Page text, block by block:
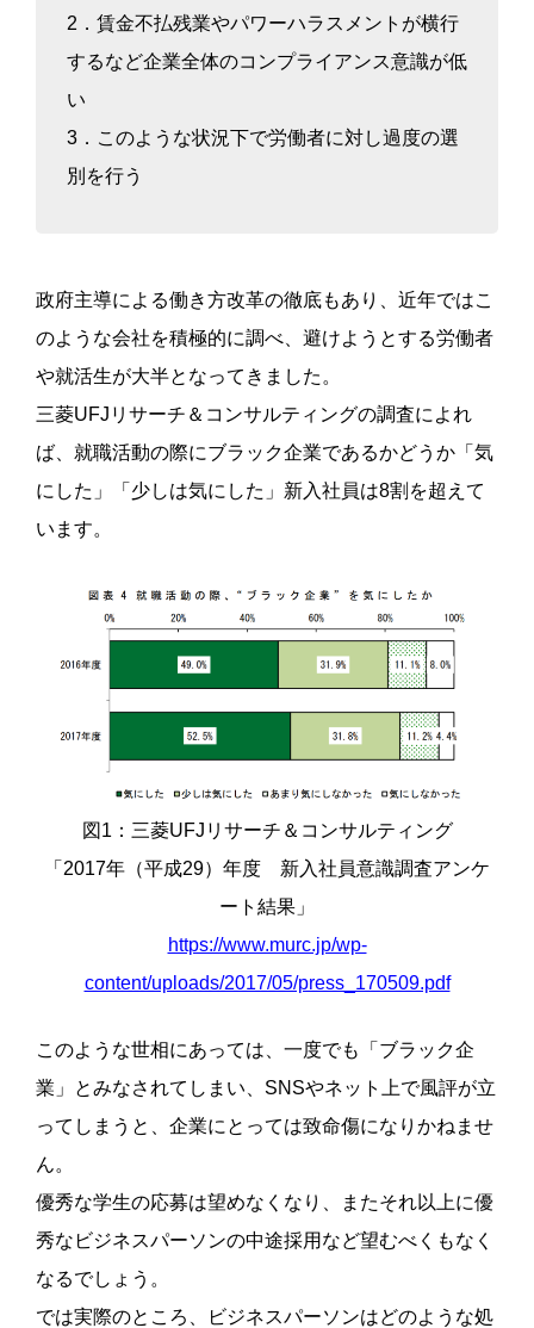
2．賃金不払残業やパワーハラスメントが横行
するなど企業全体のコンプライアンス意識が低
い
3．このような状況下で労働者に対し過度の選
別を行う
政府主導による働き方改革の徹底もあり、近年ではこ
のような会社を積極的に調べ、避けようとする労働者
や就活生が大半となってきました。
三菱UFJリサーチ＆コンサルティングの調査によれ
ば、就職活動の際にブラック企業であるかどうか「気
にした」「少しは気にした」新入社員は8割を超えて
います。
図1：三菱UFJリサーチ＆コンサルティング
「2017年（平成29）年度 新入社員意識調査アンケ
ート結果」
https://www.murc.jp/wp-
content/uploads/2017/05/press_170509.pdf
このような世相にあっては、一度でも「ブラック企
業」とみなされてしまい、SNSやネット上で風評が立
ってしまうと、企業にとっては致命傷になりかねませ
ん。
優秀な学生の応募は望めなくなり、またそれ以上に優
秀なビジネスパーソンの中途採用など望むべくもなく
なるでしょう。
では実際のところ、ビジネスパーソンはどのような処